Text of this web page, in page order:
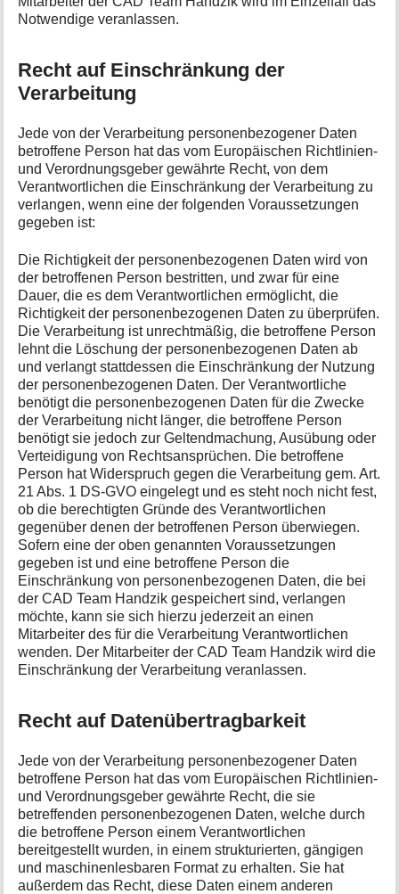
Notwendige veranlassen.
Recht auf Einschränkung der
Verarbeitung
Jede von der Verarbeitung personenbezogener Daten
betroffene Person hat das vom Europäischen Richtlinien-
und Verordnungsgeber gewährte Recht, von dem
Verantwortlichen die Einschränkung der Verarbeitung zu
verlangen, wenn eine der folgenden Voraussetzungen
gegeben ist:
Die Richtigkeit der personenbezogenen Daten wird von
der betroffenen Person bestritten, und zwar für eine
Dauer, die es dem Verantwortlichen ermöglicht, die
Richtigkeit der personenbezogenen Daten zu überprüfen.
Die Verarbeitung ist unrechtmäßig, die betroffene Person
lehnt die Löschung der personenbezogenen Daten ab
und verlangt stattdessen die Einschränkung der Nutzung
der personenbezogenen Daten. Der Verantwortliche
benötigt die personenbezogenen Daten für die Zwecke
der Verarbeitung nicht länger, die betroffene Person
benötigt sie jedoch zur Geltendmachung, Ausübung oder
Verteidigung von Rechtsansprüchen. Die betroffene
Person hat Widerspruch gegen die Verarbeitung gem. Art.
21 Abs. 1 DS-GVO eingelegt und es steht noch nicht fest,
ob die berechtigten Gründe des Verantwortlichen
gegenüber denen der betroffenen Person überwiegen.
Sofern eine der oben genannten Voraussetzungen
gegeben ist und eine betroffene Person die
Einschränkung von personenbezogenen Daten, die bei
der CAD Team Handzik gespeichert sind, verlangen
möchte, kann sie sich hierzu jederzeit an einen
Mitarbeiter des für die Verarbeitung Verantwortlichen
wenden. Der Mitarbeiter der CAD Team Handzik wird die
Einschränkung der Verarbeitung veranlassen.
Recht auf Datenübertragbarkeit
Jede von der Verarbeitung personenbezogener Daten
betroffene Person hat das vom Europäischen Richtlinien-
und Verordnungsgeber gewährte Recht, die sie
betreffenden personenbezogenen Daten, welche durch
die betroffene Person einem Verantwortlichen
bereitgestellt wurden, in einem strukturierten, gängigen
und maschinenlesbaren Format zu erhalten. Sie hat
außerdem das Recht, diese Daten einem anderen